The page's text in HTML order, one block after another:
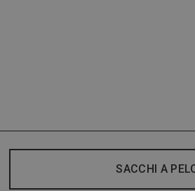
SACCHI A